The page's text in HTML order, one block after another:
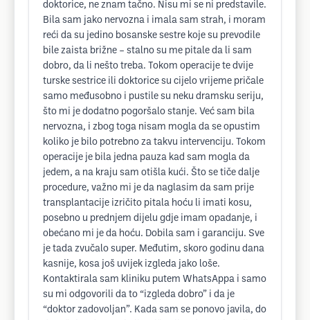
doktorice, ne znam tačno. Nisu mi se ni predstavile.
Bila sam jako nervozna i imala sam strah, i moram
reći da su jedino bosanske sestre koje su prevodile
bile zaista brižne – stalno su me pitale da li sam
dobro, da li nešto treba. Tokom operacije te dvije
turske sestrice ili doktorice su cijelo vrijeme pričale
samo međusobno i pustile su neku dramsku seriju,
što mi je dodatno pogoršalo stanje. Već sam bila
nervozna, i zbog toga nisam mogla da se opustim
koliko je bilo potrebno za takvu intervenciju. Tokom
operacije je bila jedna pauza kad sam mogla da
jedem, a na kraju sam otišla kući. Što se tiče dalje
procedure, važno mi je da naglasim da sam prije
transplantacije izričito pitala hoću li imati kosu,
posebno u prednjem dijelu gdje imam opadanje, i
obećano mi je da hoću. Dobila sam i garanciju. Sve
je tada zvučalo super. Međutim, skoro godinu dana
kasnije, kosa još uvijek izgleda jako loše.
Kontaktirala sam kliniku putem WhatsAppa i samo
su mi odgovorili da to “izgleda dobro” i da je
“doktor zadovoljan”. Kada sam se ponovo javila, do